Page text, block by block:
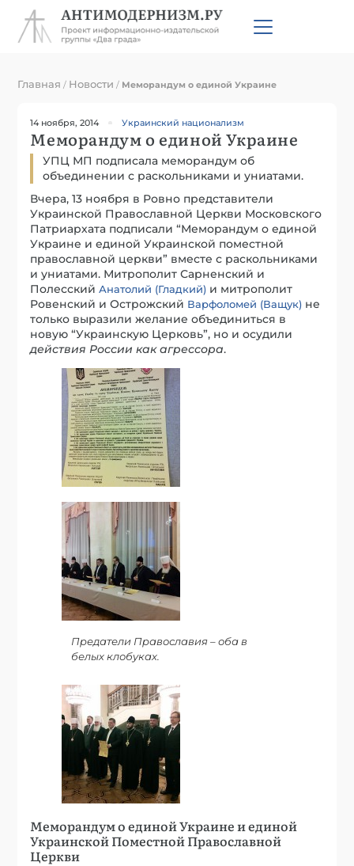
Главная / Новости / Меморандум о единой Украине
14 ноября, 2014 Украинский национализм
Меморандум о единой Украине
УПЦ МП подписала меморандум об
объединении с раскольниками и униатами.
Вчера, 13 ноября в Ровно представители
Украинской Православной Церкви Московского
Патриархата подписали “Меморандум о единой
Украине и единой Украинской поместной
православной церкви” вместе с раскольниками
и униатами. Митрополит Сарненский и
ПолесскийАнатолий (Гладкий) и митрополит
Ровенский и Острожский Варфоломей (Ващук) не
только выразили желание объединиться в
новую “Украинскую Церковь”, но и осудили
действия России как агрессора.
Предатели Православия – оба в
белых клобуках.
Меморандум о единой Украине и единой
Украинской Поместной Православной
Церкви